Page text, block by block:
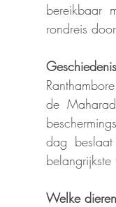
bereikbaar
rondreis
de
dag
Welke